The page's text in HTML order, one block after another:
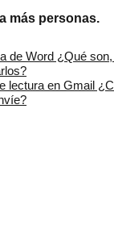
más personas.
de Word ¿Qué
lectura en Gmail